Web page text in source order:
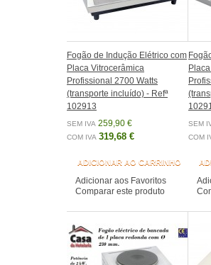
Fogão de Indução Elétrico com
Placa Vitrocerâmica
Profissional 2700 Watts
(transporte incluído) - Refª
102913
SEM IVA 259,90 €
COM IVA 319,68 €
ADICIONAR AO CARRINHO
Adicionar aos Favoritos
Comparar este produto
SEM
COM